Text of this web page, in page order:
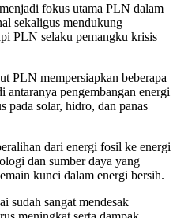
fokus utama PLN dalam
sekaligus mendukung
PLN selaku pemangku krisis
PLN mempersiapkan beberapa
antaranya pengembangan energi
pada solar, hidro, dan panas
dari energi fosil ke energi
dan sumber daya yang
kunci dalam energi bersih.
sudah sangat mendesak